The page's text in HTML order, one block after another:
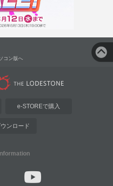
コン版へ
e-STOREで購入
ンロード